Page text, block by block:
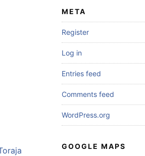
META
Register
Log in
Entries feed
Comments feed
WordPress.org
GOOGLE MAPS